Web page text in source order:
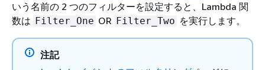
いう名前の 2 つのフィルターを設定すると、Lambda 関
数は Filter_One OR Filter_Two を実行します。
注記